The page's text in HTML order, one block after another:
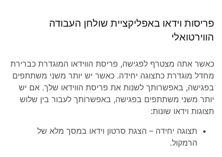
פריסות וידאו באפליקציית שולחן העבודה
הווירטואלי
כאשר אתה מצטרף לפגישה, פריסת הווידאו המוגדרת כברירת
מחדל מוגדרת כתצוגה יחידה. כאשר יש יותר משני משתתפים
בפגישה, באפשרותך לשנות את פריסת הווידאו שלך. אם יש
יותר משני משתתפים בפגישה, באפשרותך לעבור בין שלוש
תצוגות וידאו שונות:
תצוגה יחידה – הצגת סרטון וידאו במסך מלא של
הרמקול.